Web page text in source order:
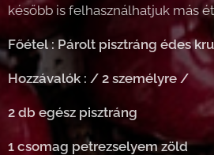
később is felhasználhatjuk más
Főétel : Párolt pisztráng édes
Hozzávalók : / 2 személyre /
2 db egész pisztráng
1 csomag petrezselyem zöld